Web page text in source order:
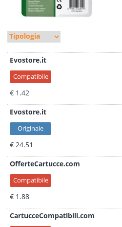
Evostore.it
Compatibile
€ 1.42
Evostore.it
Originale
€ 24.51
OfferteCartucce.com
Compatibile
€ 1.88
CartucceCompatibili.com